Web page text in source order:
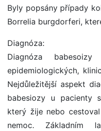
Byly popsány případy
Borrelia burgdorferi,
Diagnóza:
Diagnóza
epidemiologických,
Nejdůležitější aspekt
babesiozy u pacienty
který žije nebo
nemoc. Základním